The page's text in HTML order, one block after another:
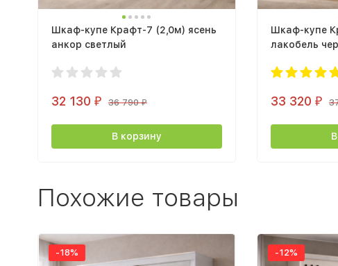
Шкаф-купе Крафт-7 (2,0м) ясень
анкор светлый
32 130 ₽ 36 790₽
В корзину
Шкаф-купе
лакобель
33 320₽
Похожие товары
-18% -12%